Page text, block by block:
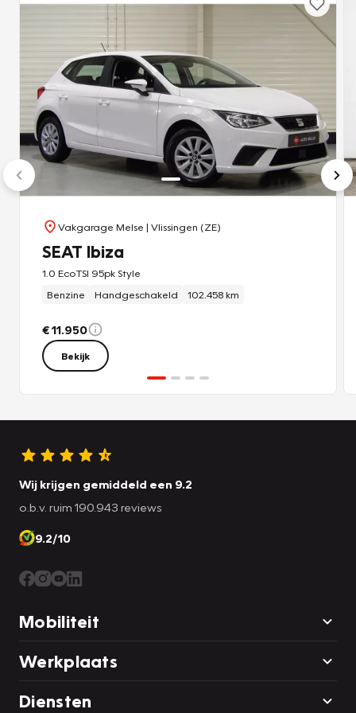
Vakgarage Melse | Vlissingen (ZE)
SEAT Ibiza
1.0 EcoTSI 95pk Style
Benzine
Handgeschakeld 102.458 km
€ 11.950
Bekijk
Wij krijgen gemiddeld een 9.2
o.b.v. ruim 190.943 reviews
9.2/10
Mobiliteit
Werkplaats
Diensten